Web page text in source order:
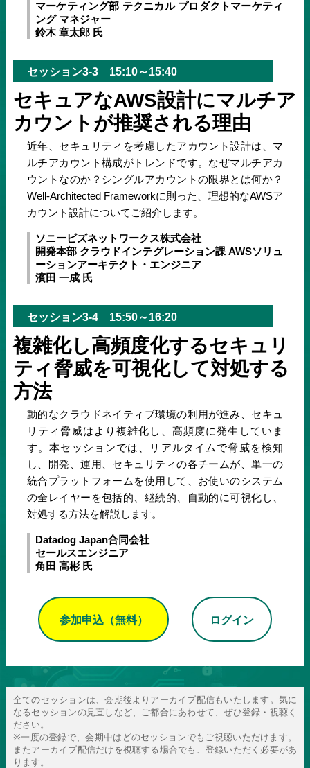
マーケティング部 テクニカル プロダクトマーケティ
ング マネジャー
鈴木 章太郎 氏
セッション3-3 15:10～15:40
セキュアなAWS設計にマルチア
カウントが推奨される理由
近年、セキュリティを考慮したアカウント設計は、マ
ルチアカウント構成がトレンドです。なぜマルチアカ
ウントなのか？シングルアカウントの限界とは何か？
Well-Architected Frameworkに則った、理想的なAWSア
カウント設計についてご紹介します。
ソニービズネットワークス株式会社
開発本部 クラウドインテグレーション課 AWSソリュ
ーションアーキテクト・エンジニア
濱田 一成 氏
セッション3-4 15:50～16:20
複雑化し高頻度化するセキュリ
ティ脅威を可視化して対処する
方法
動的なクラウドネイティブ環境の利用が進み、セキュ
リティ脅威はより複雑化し、高頻度に発生していま
す。本セッションでは、リアルタイムで脅威を検知
し、開発、運用、セキュリティの各チームが、単一の
統合プラットフォームを使用して、お使いのシステム
の全レイヤーを包括的、継続的、自動的に可視化し、
対処する方法を解説します。
Datadog Japan合同会社
セールスエンジニア
角田 高彬 氏
参加申込（無料） ログイン
全てのセッションは、会期後よりアーカイブ配信もいたします。気に
なるセッションの見直しなど、ご都合にあわせて、ぜひ登録・視聴く
ださい。
※一度の登録で、会期中はどのセッションでもご視聴いただけます。
またアーカイブ配信だけを視聴する場合でも、登録いただく必要があ
ります。